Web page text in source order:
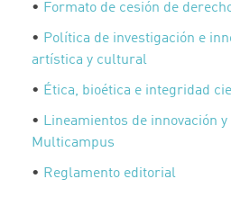
• Formato de cesión de
• Política de investigación e
artística y cultural
• Ética, bioética e integridad
• Lineamientos de innovación
Multicampus
• Reglamento editorial